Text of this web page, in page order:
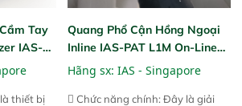
Tay
IAS-
thiết bị
Quang Phổ Cận Hồng Ngoại
Inline IAS-PAT L1M On-Line
NIR
Hãng sx: IAS - Singapore
 Chức năng chính: Đây là giải